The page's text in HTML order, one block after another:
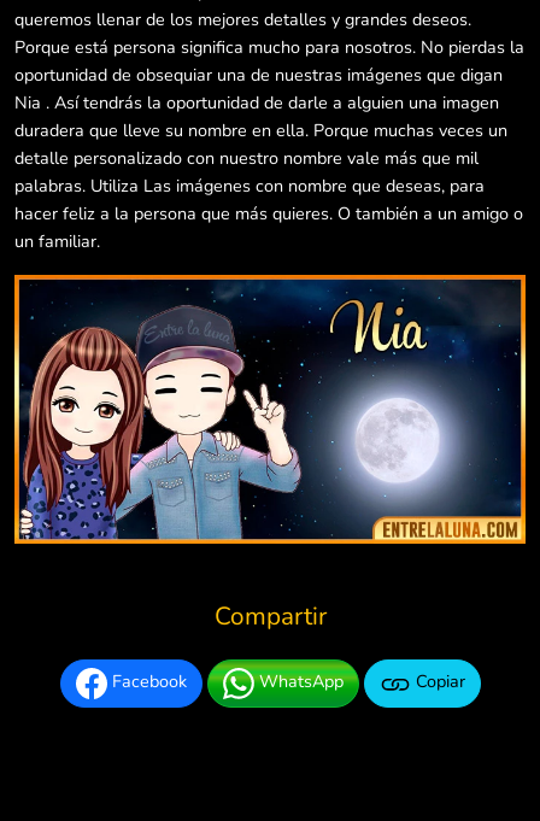
queremos llenar de los mejores detalles y grandes deseos.
Porque está persona significa mucho para nosotros. No pierdas la
oportunidad de obsequiar una de nuestras imágenes que digan
Nia . Así tendrás la oportunidad de darle a alguien una imagen
duradera que lleve su nombre en ella. Porque muchas veces un
detalle personalizado con nuestro nombre vale más que mil
palabras. Utiliza Las imágenes con nombre que deseas, para
hacer feliz a la persona que más quieres. O también a un amigo o
un familiar.
Compartir
Facebook WhatsApp Copiar